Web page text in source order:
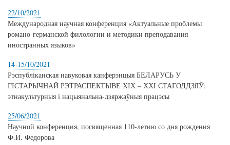
22/10/2021
Международная научная конференция «Актуальные проблемы
романо-германской филологии и методики преподавания
иностранных языков»
14-15/10/2021
Рэспубліканская навуковая канферэнцыя БЕЛАРУСЬ У
ГІСТАРЫЧНАЙ РЭТРАСПЕКТЫВЕ ХІХ – ХХI СТАГОДДЗЯЎ:
этнакультурныя і нацыянальна-дзяржаўныя працэсы
25/06/2021
Научной конференция, посвященная 110-летию со дня рождения
Ф.И. Федорова